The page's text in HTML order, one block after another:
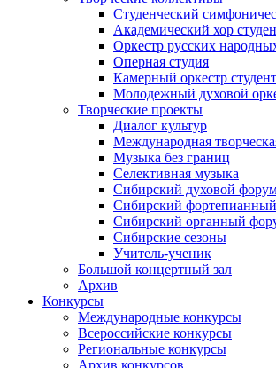
Студенческий
Академический хор
Оркестр русских
Оперная студия
Камерный оркестр
Молодежный духовой
Творческие проекты
Диалог культур
Международная
Музыка без границ
Селективная музыка
Сибирский духовой
Сибирский
Сибирский органный
Сибирские сезоны
Учитель-ученик
Большой концертный зал
Архив
Конкурсы
Международные конкурсы
Всероссийские конкурсы
Региональные конкурсы
Архив конкурсов